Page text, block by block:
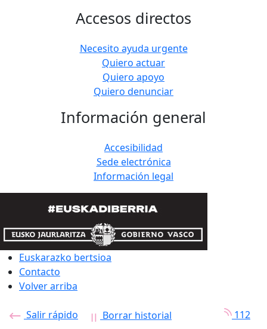
Accesos directos
Necesito ayuda urgente
Quiero actuar
Quiero apoyo
Quiero denunciar
Información general
Accesibilidad
Sede electrónica
Información legal
Euskarazko bertsioa
Contacto
Volver arriba
Salir rápido Borrar historial
112